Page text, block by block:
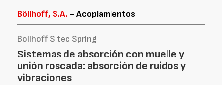
Böllhoff, S.A. - Acoplamientos
Bollhoff Sitec Spring
Sistemas de absorción con muelle y
unión roscada: absorción de ruidos y
vibraciones